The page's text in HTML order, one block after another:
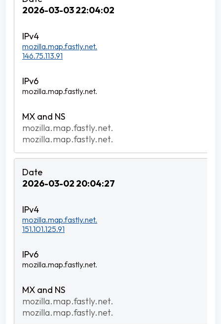
2026-03-03 22:04:02
mozilla.map.fastly.net.
146.75.113.91
mozilla.map.fastly.net.
mozilla.map.fastly.net.
mozilla.map.fastly.net.
2026-03-02 20:04:27
mozilla.map.fastly.net.
151.101.125.91
mozilla.map.fastly.net.
mozilla.map.fastly.net.
mozilla.map.fastly.net.